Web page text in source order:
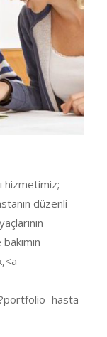
hizmetimiz;
düzenli